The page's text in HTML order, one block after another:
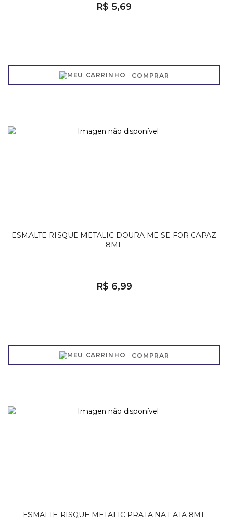
R$ 5,69
COMPRAR
ESMALTE RISQUE METALIC DOURA ME SE FOR CAPAZ
8ML
R$ 6,99
COMPRAR
ESMALTE RISQUE METALIC PRATA NA LATA 8ML